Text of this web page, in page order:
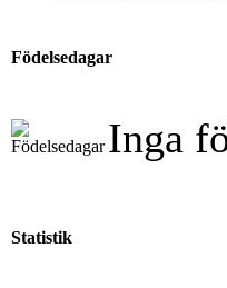
Födelsedagar
Inga
Statistik